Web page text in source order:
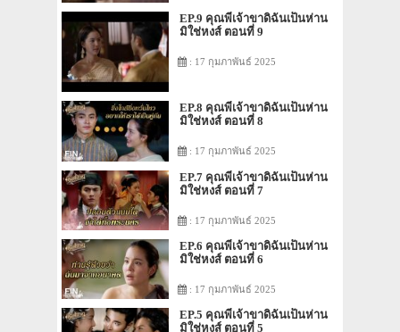
EP.9 คุณพี่เจ้าขาดิฉันเป็นห่าน
มิใช่หงส์ ตอนที่ 9
: 17 กุมภาพันธ์ 2025
EP.8 คุณพี่เจ้าขาดิฉันเป็นห่าน
มิใช่หงส์ ตอนที่ 8
: 17 กุมภาพันธ์ 2025
EP.7 คุณพี่เจ้าขาดิฉันเป็นห่าน
มิใช่หงส์ ตอนที่ 7
: 17 กุมภาพันธ์ 2025
EP.6 คุณพี่เจ้าขาดิฉันเป็นห่าน
มิใช่หงส์ ตอนที่ 6
: 17 กุมภาพันธ์ 2025
EP.5 คุณพี่เจ้าขาดิฉันเป็นห่าน
มิใช่หงส์ ตอนที่ 5